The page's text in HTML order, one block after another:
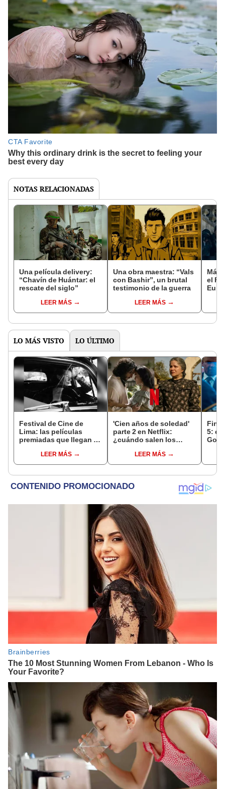
NOTAS RELACIONADAS
Una película delivery:
“Chavín de Huántar: el
rescate del siglo”
LEER MÁS
Una obra maestra: “Vals
con Bashir”, un brutal
testimonio de la guerra
LEER MÁS
Más
el
LO MÁS VISTO LO ÚLTIMO
Festival de Cine de
Lima: las películas
premiadas que llegan a
LEER MÁS
'Cien años de soledad'
parte 2 en Netflix:
¿cuándo salen los
serie colombiana?
LEER MÁS
Final
5: el